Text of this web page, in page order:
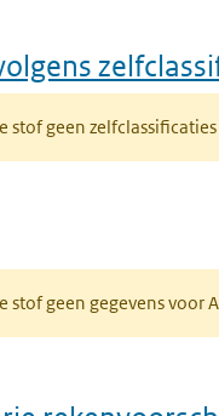
stof geen zelfclassificaties
stof geen gegevens